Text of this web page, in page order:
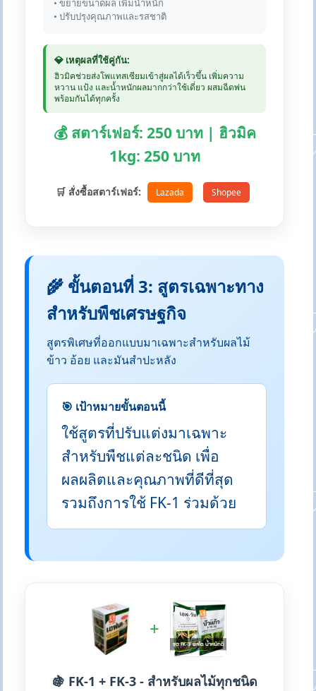
• ขยายขนาดผล เพิ่มน้ำหนัก
• ปรับปรุงคุณภาพและรสชาติ
💎 เหตุผลที่ใช้คู่กัน:
ฮิวมิคช่วยส่งโพแทสเซียมเข้าสู่ผลได้เร็วขึ้น เพิ่มความ
หวาน แป้ง และน้ำหนักผลมากกว่าใช้เดี่ยว ผสมฉีดพ่น
พร้อมกันได้ทุกครั้ง
💰 สตาร์เฟอร์: 250 บาท | ฮิวมิค
1kg: 250 บาท
🛒 สั่งซื้อสตาร์เฟอร์: Lazada Shopee
🌾 ขั้นตอนที่ 3: สูตรเฉพาะทาง
สำหรับพืชเศรษฐกิจ
สูตรพิเศษที่ออกแบบมาเฉพาะสำหรับผลไม้
ข้าว อ้อย และมันสำปะหลัง
🎯 เป้าหมายขั้นตอนนี้
ใช้สูตรที่ปรับแต่งมาเฉพาะ
สำหรับพืชแต่ละชนิด เพื่อ
ผลผลิตและคุณภาพที่ดีที่สุด
รวมถึงการใช้ FK-1 ร่วมด้วย
+
🍇 FK-1 + FK-3 - สำหรับผลไม้ทุกชนิด